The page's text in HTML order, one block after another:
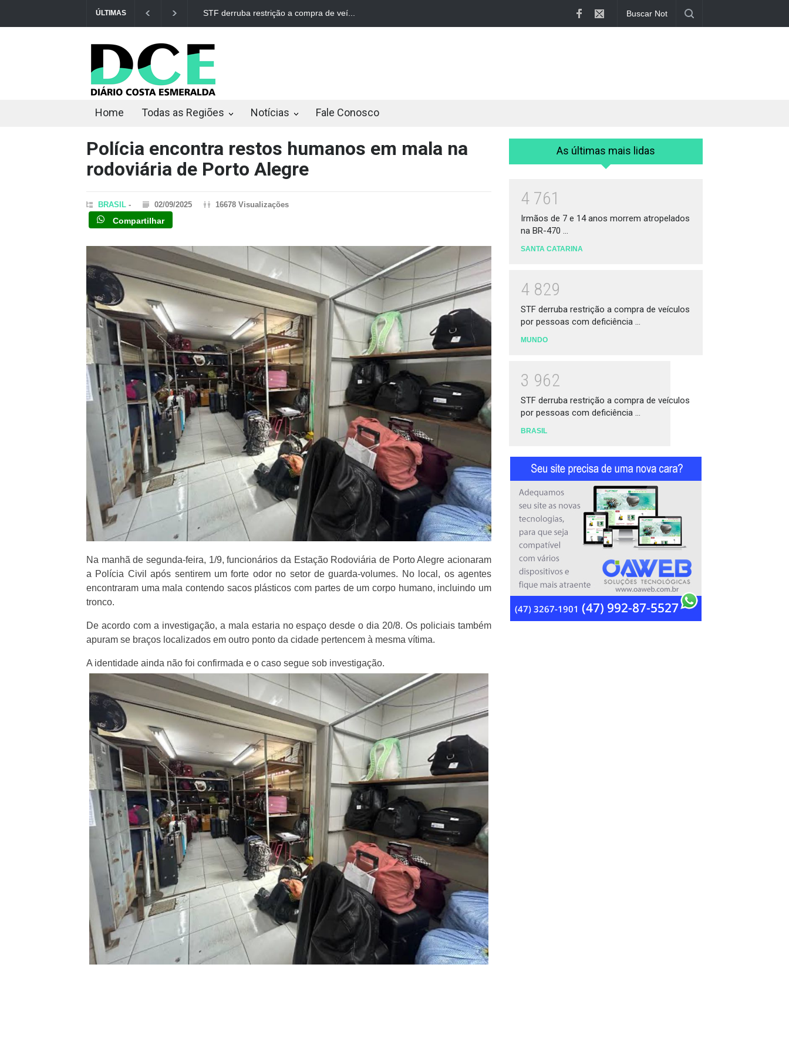
ÚLTIMAS STF derruba restrição a compra de veí... Irmãos de 7 e 14 anos morrem atropelado...
Home Todas as Regiões Notícias Fale Conosco
Polícia encontra restos humanos em mala na
rodoviária de Porto Alegre
BRASIL - 02/09/2025 16678 Visualizações
Compartilhar
Na manhã de segunda-feira, 1/9, funcionários da Estação Rodoviária de Porto Alegre acionaram
a Polícia Civil após sentirem um forte odor no setor de guarda-volumes. No local, os agentes
encontraram uma mala contendo sacos plásticos com partes de um corpo humano, incluindo um
tronco.
De acordo com a investigação, a mala estaria no espaço desde o dia 20/8. Os policiais também
apuram se braços localizados em outro ponto da cidade pertencem à mesma vítima.
A identidade ainda não foi confirmada e o caso segue sob investigação.
As últimas mais lidas
4 761
Irmãos de 7 e 14 anos morrem atropelados
na BR-470 ...
SANTA CATARINA
4 829
STF derruba restrição a compra de veículos
por pessoas com deficiência ...
MUNDO
3 962
STF derruba restrição a compra de veículos
por pessoas com deficiência ...
BRASIL